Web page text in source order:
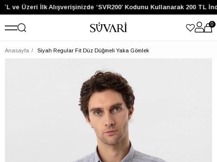
ve Üzeri İlk Alışverişinizde ‘SVR200’ Kodunu Kullanarak 200 TL
0
Anasayfa Siyah Regular Fit Düz Düğmeli Yaka Gömlek